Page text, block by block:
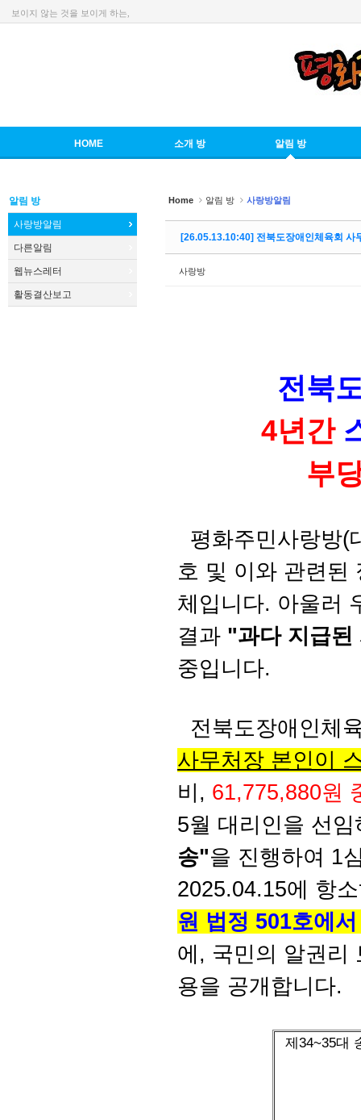
보이지 않는 것을 보이게 하는,
HOME 소개 방 알림 방
알림 방
사랑방알림
다른알림
웹뉴스레터
활동결산보고
Home 알림 방 사랑방알림
[26.05.13.10:40] 전북도장애인체육회 사
사랑방
전북
4년간
부
평화주민사랑방(
호 및 이와 관련된
체입니다. 아울러
결과 "과다 지급된
중입니다.
전북도장애인체
사무처장 본인이
비, 61,775,880원
5월 대리인을 선
송"을 진행하여 1
2025.04.15에 항
원 법정 501호에
에, 국민의 알권리
용을 공개합니다.
제34~35대
Sketchbook5, 스케치북5